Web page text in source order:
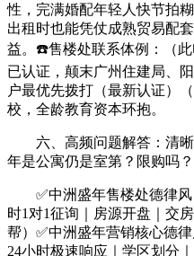
性，完满婚配年轻人快节拍
出租时也能凭仗成熟贸易配
益。☎️售楼处联系体例：（
已认证，颠末广州住建局、
户最优先拨打（最新认证）
校，全龄教育资本环抱。
六、高频问题解答：清晰
年是公寓仍是室第？限购吗
✅中洲盛年售楼处德律风
时1对1征询｜房源开盘｜交
帮）✅中洲盛年营销核心德
24小时极速响应｜学区划分